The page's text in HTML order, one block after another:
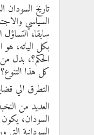
تاريخ السودان
السياسي
سابقا،
بكل الياته،
الحكم؟، بدل
كل هذا
التطرق الي
العديد من